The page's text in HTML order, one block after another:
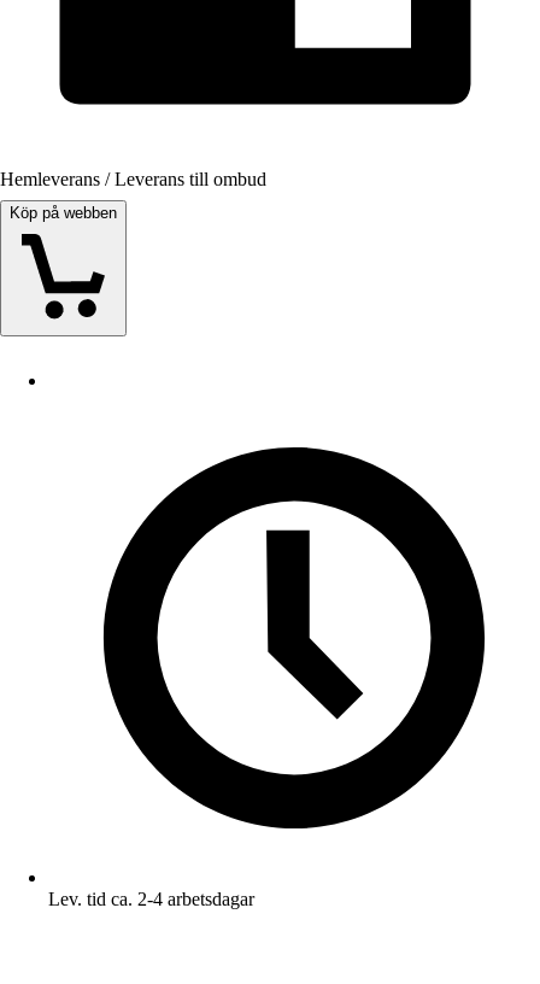
Hemleverans / Leverans till ombud
Köp på webben
Lev. tid ca. 2-4 arbetsdagar